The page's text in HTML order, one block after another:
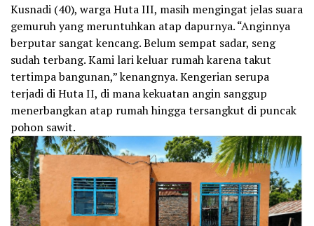
Kusnadi (40), warga Huta III, masih mengingat jelas suara
gemuruh yang meruntuhkan atap dapurnya. “Anginnya
berputar sangat kencang. Belum sempat sadar, seng
sudah terbang. Kami lari keluar rumah karena takut
tertimpa bangunan,” kenangnya. Kengerian serupa
terjadi di Huta II, di mana kekuatan angin sanggup
menerbangkan atap rumah hingga tersangkut di puncak
pohon sawit.